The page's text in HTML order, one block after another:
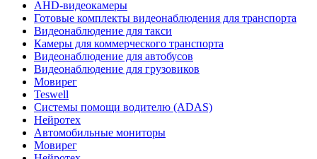
AHD-видеокамеры
Готовые комплекты видеонаблюдения для транспорта
Видеонаблюдение для такси
Камеры для коммерческого транспорта
Видеонаблюдение для автобусов
Видеонаблюдение для грузовиков
Мовирег
Teswell
Системы помощи водителю (ADAS)
Нейротех
Автомобильные мониторы
Мовирег